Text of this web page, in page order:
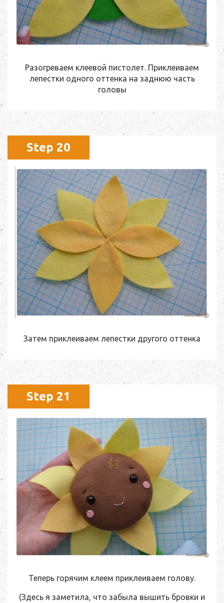
Разогреваем клеевой пистолет. Приклеиваем
лепестки одного оттенка на заднюю часть
головы
Step 20
Затем приклеиваем лепестки другого оттенка
Step 21
Теперь горячим клеем приклеиваем голову.
(Здесь я заметила, что забыла вышить бровки и